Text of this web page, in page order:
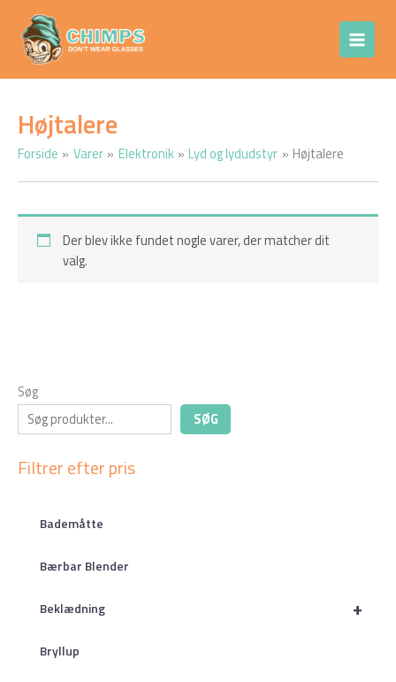
indholdet
Søg
SØG
Filtrer efter pris
Bademåtte
Bærbar Blender
+
Beklædning
Bryllup
Højtalere
Forside Varer Elektronik Lyd og lydudstyr Højtalere
Der blev ikke fundet nogle varer, der matcher dit
valg.